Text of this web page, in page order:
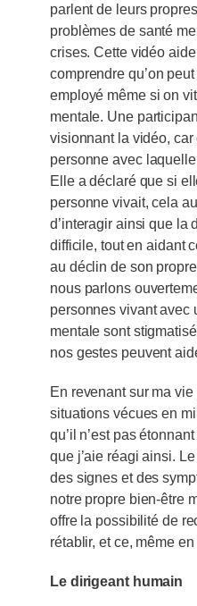
parlent de leurs
problèmes de santé
crises. Cette vidéo
comprendre qu’on
employé même si on
mentale. Une
visionnant la vidéo,
personne avec
Elle a déclaré que si
personne vivait, cela
d’interagir ainsi que la
difficile, tout en aidant
au déclin de son
nous parlons
personnes vivant avec
mentale sont
nos gestes peuvent
En revenant sur ma
situations vécues en
qu’il n’est pas
que j’aie réagi ainsi.
des signes et des
notre propre bien-être
offre la possibilité de
rétablir, et ce, même
Le dirigeant humain